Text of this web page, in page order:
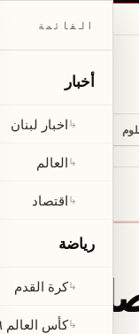
مجلة
ثقافة ومجتمع
لايف ستايل
القائمة
أخبار
↳اخبار لبنان
↳العالم
↳اقتصاد
رياضة
↳كرة القدم
↳كأس العالم ٢٠٢٦